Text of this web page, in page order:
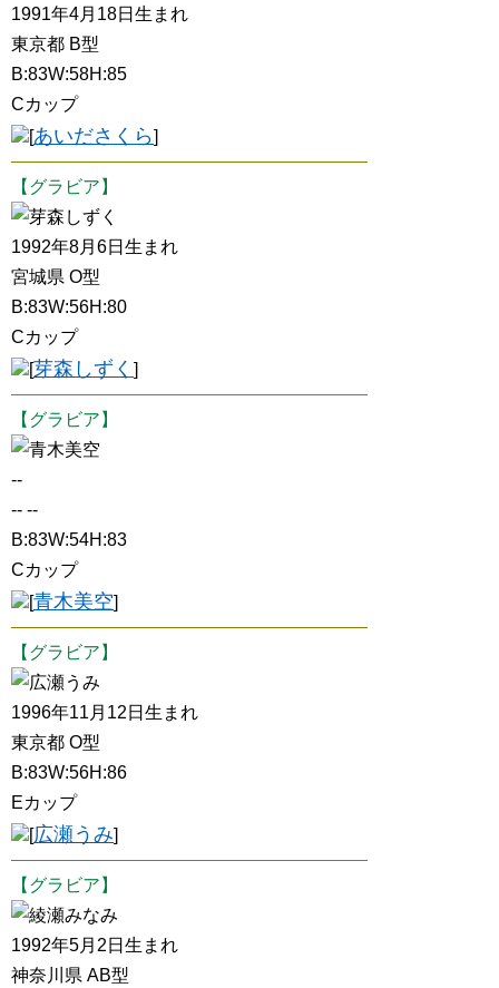
1991年4月18日生まれ
東京都 B型
B:83W:58H:85
Cカップ
[あいださくら]
【グラビア】
芽森しずく
1992年8月6日生まれ
宮城県 O型
B:83W:56H:80
Cカップ
[芽森しずく ]
【グラビア】
青木美空
--
-- --
B:83W:54H:83
Cカップ
[青木美空]
【グラビア】
広瀬うみ
1996年11月12日生まれ
東京都 O型
B:83W:56H:86
Eカップ
[広瀬うみ]
【グラビア】
綾瀬みなみ
1992年5月2日生まれ
神奈川県 AB型